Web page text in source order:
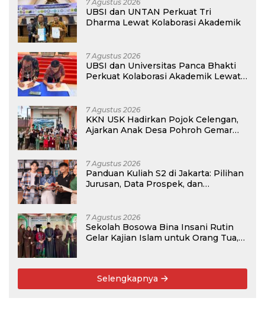
7 Agustus 2026
UBSI dan UNTAN Perkuat Tri
Dharma Lewat Kolaborasi Akademik
7 Agustus 2026
UBSI dan Universitas Panca Bhakti
Perkuat Kolaborasi Akademik Lewat
7 Agustus 2026
KKN USK Hadirkan Pojok Celengan,
Ajarkan Anak Desa Pohroh Gemar
7 Agustus 2026
Panduan Kuliah S2 di Jakarta: Pilihan
Jurusan, Data Prospek, dan
7 Agustus 2026
Sekolah Bosowa Bina Insani Rutin
Gelar Kajian Islam untuk Orang Tua,
Selengkapnya